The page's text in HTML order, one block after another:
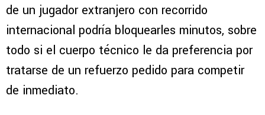
de un jugador extranjero con recorrido
internacional podría bloquearles minutos, sobre
todo si el cuerpo técnico le da preferencia por
tratarse de un refuerzo pedido para competir
de inmediato.